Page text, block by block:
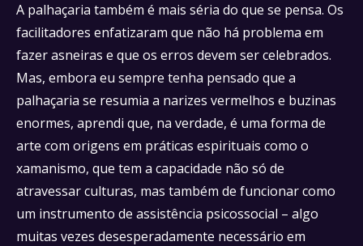
A palhaçaria também é mais séria do que se pensa. Os
facilitadores enfatizaram que não há problema em
fazer asneiras e que os erros devem ser celebrados.
Mas, embora eu sempre tenha pensado que a
palhaçaria se resumia a narizes vermelhos e buzinas
enormes, aprendi que, na verdade, é uma forma de
arte com origens em práticas espirituais como o
xamanismo, que tem a capacidade não só de
atravessar culturas, mas também de funcionar como
um instrumento de assistência psicossocial – algo
muitas vezes desesperadamente necessário em